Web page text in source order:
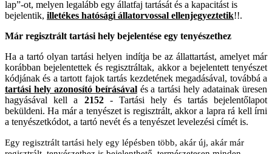
lap”-ot, melyen legalább egy állatfaj tartását és a kapacitást is
bejelentik, illetékes hatósági állatorvossal ellenjegyeztetik!!.
Már regisztrált tartási hely bejelentése egy tenyészethez
Ha a tartó olyan tartási helyen indítja be az állattartást, amelyet már
korábban bejelentettek és regisztráltak, akkor a bejelentett tenyészet
kódjának és a tartott fajok tartás kezdetének megadásával, továbbá a
tartási hely azonosító beírásávalés a tartási hely adatainak üresen
hagyásával kell a 2152- Tartási hely és tartás bejelentőlapot
beküldeni. Ha már a tenyészet is regisztrált, akkor a lapra rá kell írni
a tenyészetkódot, a tartó nevét és a tenyészet levelezési címét is.
Egy regisztrált tartási hely egy lépésben több, akár új, akár már